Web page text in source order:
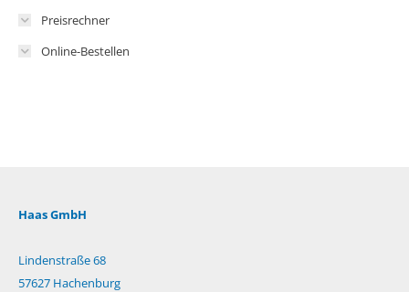
Preisrechner
Online-Bestellen
Haas GmbH
Lindenstraße 68
57627 Hachenburg